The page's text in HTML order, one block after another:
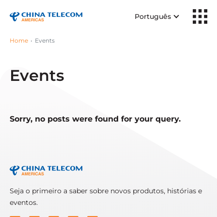
Português
Home Events
Events
Sorry, no posts were found for your query.
Seja o primeiro a saber sobre novos produtos, histórias e
eventos.